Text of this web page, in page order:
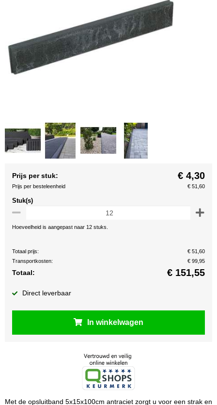
Prijs per stuk: € 4,30
Prijs per besteleenheid € 51,60
Stuk(s)
Hoeveelheid is aangepast naar 12 stuks.
Totaal prijs:
€ 51,60
Transportkosten:
€ 99,95
Totaal: € 151,55
Direct leverbaar
In winkelwagen
Met de opsluitband 5x15x100cm antraciet zorgt u voor een strak en